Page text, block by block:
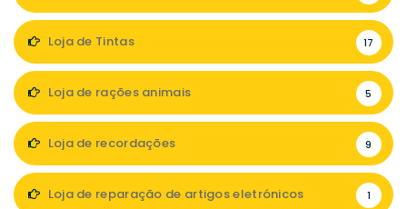
Loja de Tintas 17
Loja de rações animais 5
Loja de recordações 9
Loja de reparação de artigos eletrónicos 1